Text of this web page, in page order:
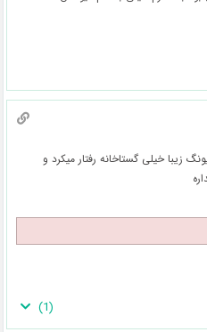
زیبا خیلی گستاخانه رفتار میکرد و
(
1
)